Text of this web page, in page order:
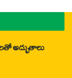
అద్భుతాలు